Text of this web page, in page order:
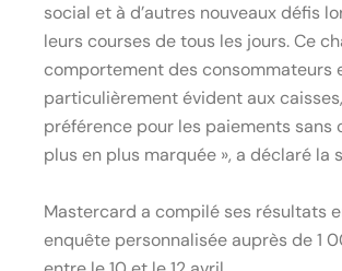
social et à d’autres nouveaux défis
leurs courses de tous les jours. Ce
comportement des consommateurs
particulièrement évident aux
préférence pour les paiements sans
plus en plus marquée », a déclaré la
Mastercard a compilé ses résultats
enquête personnalisée auprès de 1